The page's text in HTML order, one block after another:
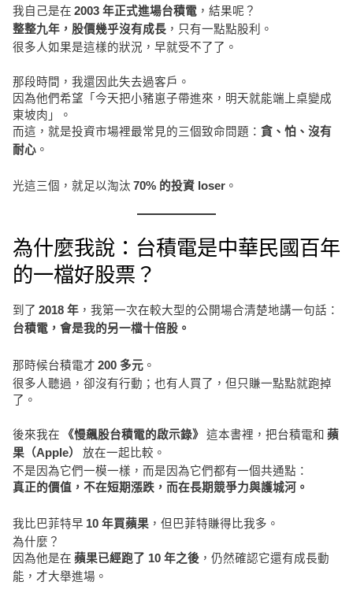
我自己是在 2003 年正式進場台積電 ，結果呢？
整整九年，股價幾乎沒有成長，只有一點點股利。
很多人如果是這樣的狀況，早就受不了了。
那段時間，我還因此失去過客戶。
因為他們希望「今天把小豬崽子帶進來，明天就能端上桌變成
東坡肉」。
而這，就是投資市場裡最常見的三個致命問題： 貪、怕、沒有
耐心。
光這三個，就足以淘汰 70% 的投資 loser。
為什麼我說：台積電是中華民國百年
的一檔好股票？
到了 2018 年，我第一次在較大型的公開場合清楚地講一句話：
台積電，會是我的另一檔十倍股。
那時候台積電才 200 多元。
很多人聽過，卻沒有行動；也有人買了，但只賺一點點就跑掉
了。
後來我在 《慢飆股台積電的啟示錄》 這本書裡，把台積電和 蘋
果（Apple）
放在一起比較。
不是因為它們一模一樣，而是因為它們都有一個共通點：
真正的價值，不在短期漲跌，而在長期競爭力與護城河。
我比巴菲特早 10 年買蘋果，但巴菲特賺得比我多。
為什麼？
因為他是在 蘋果已經跑了 10 年之後，仍然確認它還有成長動
能，才大舉進場。